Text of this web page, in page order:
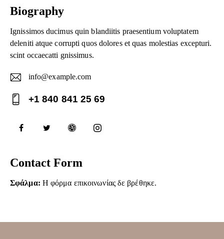
Biography
Ignissimos ducimus quin blandiitis praesentium voluptatem
deleniti atque corrupti quos dolores et quas molestias excepturi.
scint occaecatti gnissimus.
E-
ma
info@example.com
on
+1 840 841 25 69
Contact Form
Σφάλμα: Η φόρμα επικοινωνίας δε βρέθηκε.